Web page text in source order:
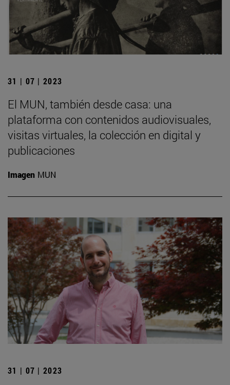
31 | 07 | 2023
El MUN, también desde casa: una
plataforma con contenidos audiovisuales,
visitas virtuales, la colección en digital y
publicaciones
Imagen MUN
31 | 07 | 2023